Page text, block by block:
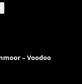
– Voodoo